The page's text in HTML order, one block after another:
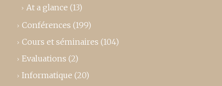
At a glance (13)
Conférences (199)
Cours et séminaires (104)
Evaluations (2)
Informatique (20)